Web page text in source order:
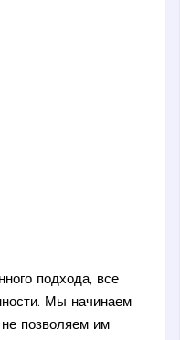
подхода, все
Мы начинаем
не позволяем им